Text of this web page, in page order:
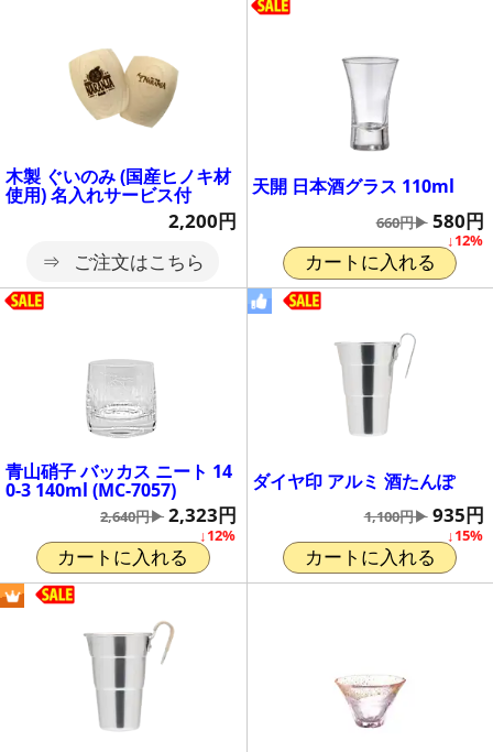
木製 ぐいのみ (国産ヒノキ材
使用) 名入れサービス付
2,200円
ご注文はこちら
天開 日本酒グラス 110ml
↓12%
660円▶ 580円
カートに入れる
青山硝子 バッカス ニート 14
0-3 140ml (MC-7057)
↓12%
2,640円▶ 2,323円
カートに入れる
ダイヤ印 アルミ 酒たんぽ
↓15%
1,100円▶ 935円
カートに入れる